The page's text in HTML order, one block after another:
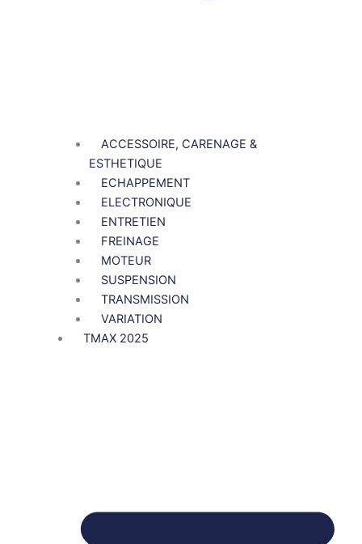
ACCESSOIRE, CARENAGE &
ESTHETIQUE
ECHAPPEMENT
ELECTRONIQUE
ENTRETIEN
FREINAGE
MOTEUR
SUSPENSION
TRANSMISSION
VARIATION
TMAX 2025